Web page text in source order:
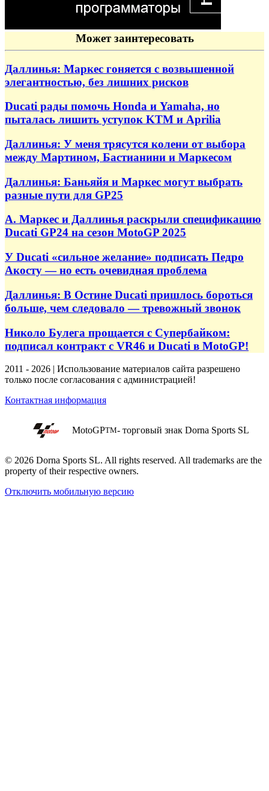
Может заинтересовать
Даллинья: Маркес гоняется с возвышенной
элегантностью, без лишних рисков
Ducati рады помочь Honda и Yamaha, но
пыталась лишить уступок KTM и Aprilia
Даллинья: У меня трясутся колени от выбора
между Мартином, Бастианини и Маркесом
Даллинья: Баньяйя и Маркес могут выбрать
разные пути для GP25
А. Маркес и Даллинья раскрыли спецификацию
Ducati GP24 на сезон MotoGP 2025
У Ducati «сильное желание» подписать Педро
Акосту — но есть очевидная проблема
Даллинья: В Остине Ducati пришлось бороться
больше, чем следовало — тревожный звонок
Николо Булега прощается с Супербайком:
подписал контракт с VR46 и Ducati в MotoGP!
2011 - 2026 | Использование материалов сайта разрешено
только после согласования с администрацией!
Контактная информация
MotoGPTM- торговый знак Dorna Sports SL
© 2026 Dorna Sports SL. All rights reserved. All trademarks are the
property of their respective owners.
Отключить мобильную версию